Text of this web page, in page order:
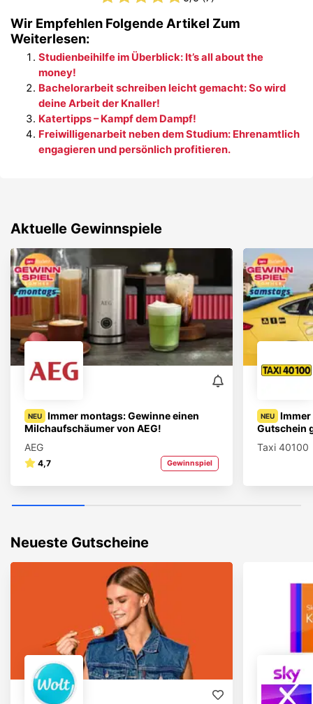
Wir Empfehlen Folgende Artikel Zum
Weiterlesen:
Studienbeihilfe im Überblick: It’s all about the
money!
Bachelorarbeit schreiben leicht gemacht: So wird
deine Arbeit der Knaller!
Katertipps – Kampf dem Dampf!
Freiwilligenarbeit neben dem Studium: Ehrenamtlich
engagieren und persönlich profitieren.
Aktuelle Gewinnspiele
NEU
Immer montags: Gewinne einen
Milchaufschäumer von AEG!
AEG
4,7 Gewinnspiel
NEU
Gutschein
Taxi 40100
Neueste Gutscheine